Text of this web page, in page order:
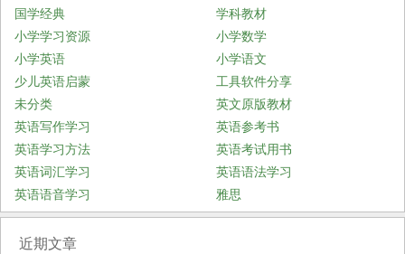
国学经典
学科教材
小学学习资源
小学数学
小学英语
小学语文
少儿英语启蒙
工具软件分享
未分类
英文原版教材
英语写作学习
英语参考书
英语学习方法
英语考试用书
英语词汇学习
英语语法学习
英语语音学习
雅思
近期文章